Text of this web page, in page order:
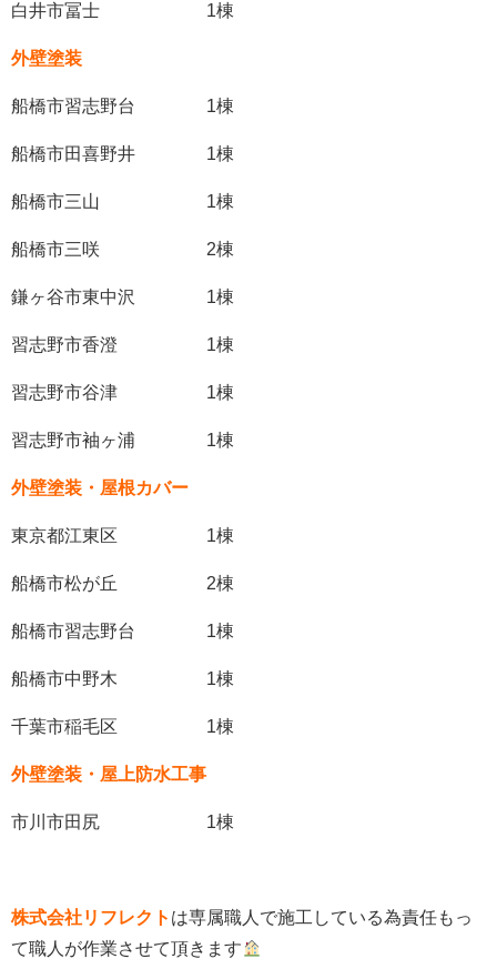
白井市冨士 1棟
外壁塗装
船橋市習志野台 1棟
船橋市田喜野井 1棟
船橋市三山 1棟
船橋市三咲 2棟
鎌ヶ谷市東中沢 1棟
習志野市香澄 1棟
習志野市谷津 1棟
習志野市袖ヶ浦 1棟
外壁塗装・屋根カバー
東京都江東区 1棟
船橋市松が丘 2棟
船橋市習志野台 1棟
船橋市中野木 1棟
千葉市稲毛区 1棟
外壁塗装・屋上防水工事
市川市田尻 1棟
株式会社リフレクト は専属職人で施工している為責任もっ
て職人が作業させて頂きます